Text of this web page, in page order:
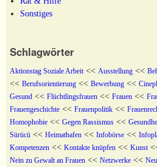
Sonstiges
Schlagwörter
Aktionstag Soziale Arbeit<< Ausstellung <<
<< Berufsorientierung << Bewerbung <<
Gesund << Flüchtlingsfrauen << Frauen <<
Frauengeschichte << Frauenpolitik <<
Homophobie << Gegen Rassismus <<
Sürücü << Heimathafen << Infobörse <<
Kompetenzen << Kontakte knüpfen << Kunst
Nein zu Gewalt an Frauen << Netzwerke <<